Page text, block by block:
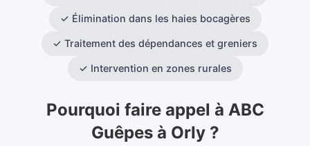
✓ Élimination dans les haies bocagères
✓ Traitement des dépendances et greniers
✓ Intervention en zones rurales
Pourquoi faire appel à ABC
Guêpes à Orly ?